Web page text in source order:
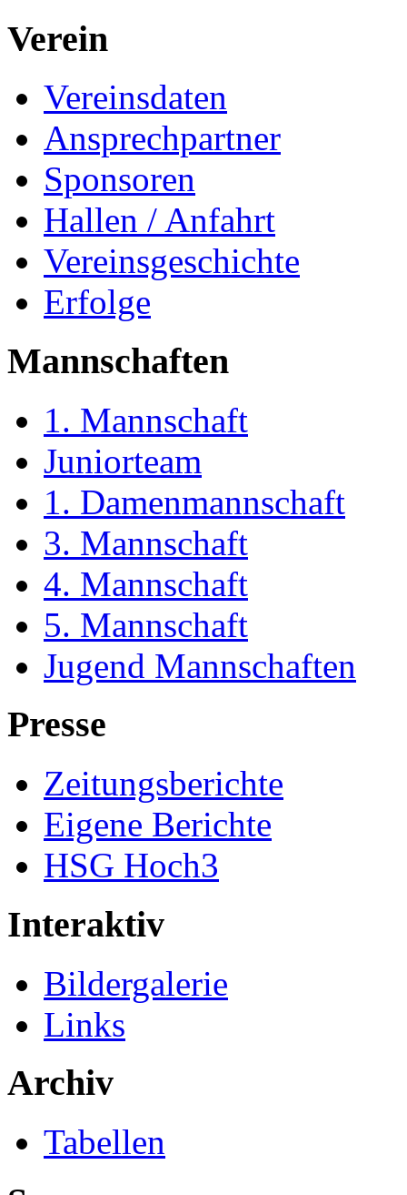
Verein
Vereinsdaten
Ansprechpartner
Sponsoren
Hallen / Anfahrt
Vereinsgeschichte
Erfolge
Mannschaften
1. Mannschaft
Juniorteam
1. Damenmannschaft
3. Mannschaft
4. Mannschaft
5. Mannschaft
Jugend Mannschaften
Presse
Zeitungsberichte
Eigene Berichte
HSG Hoch3
Interaktiv
Bildergalerie
Links
Archiv
Tabellen